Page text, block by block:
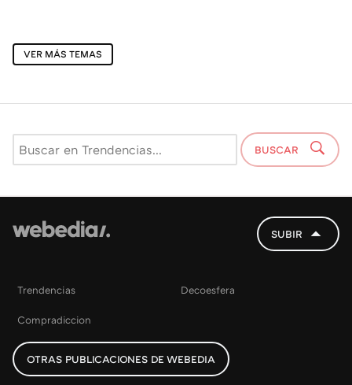
VER MÁS TEMAS
BUSCAR
SUBIR
Trendencias Decoesfera
Compradiccion
OTRAS PUBLICACIONES DE WEBEDIA